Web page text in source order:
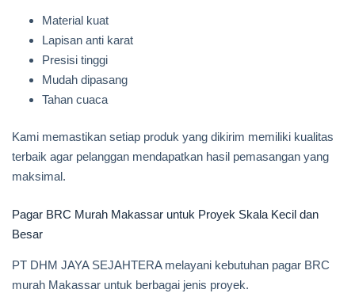
Material kuat
Lapisan anti karat
Presisi tinggi
Mudah dipasang
Tahan cuaca
Kami memastikan setiap produk yang dikirim memiliki kualitas
terbaik agar pelanggan mendapatkan hasil pemasangan yang
maksimal.
Pagar BRC Murah Makassar untuk Proyek Skala Kecil dan
Besar
PT DHM JAYA SEJAHTERA melayani kebutuhan pagar BRC
murah Makassar untuk berbagai jenis proyek.